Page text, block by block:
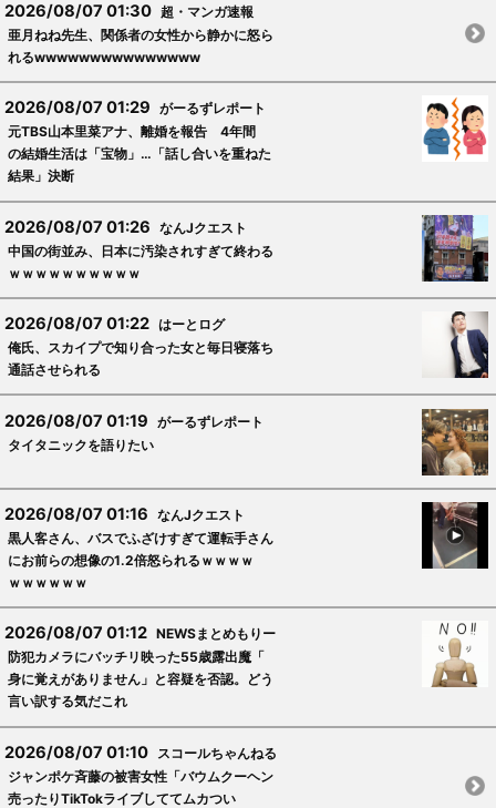
2026/08/07 01:30超・マンガ速報
亜月ねね先生、関係者の女性から静かに怒ら
れるwwwwwwwwwwwwwww
2026/08/07 01:29がーるずレポート
元TBS山本里菜アナ、離婚を報告 4年間
の結婚生活は「宝物」…「話し合いを重ねた
結果」決断
2026/08/07 01:26なんJクエスト
中国の街並み、日本に汚染されすぎて終わる
ｗｗｗｗｗｗｗｗｗｗ
2026/08/07 01:22はーとログ
俺氏、スカイプで知り合った女と毎日寝落ち
通話させられる
2026/08/07 01:19がーるずレポート
タイタニックを語りたい
2026/08/07 01:16なんJクエスト
黒人客さん、バスでふざけすぎて運転手さん
にお前らの想像の1.2倍怒られるｗｗｗｗ
ｗｗｗｗｗｗ
2026/08/07 01:12NEWSまとめもりー
防犯カメラにバッチリ映った55歳露出魔「
身に覚えがありません」と容疑を否認。どう
言い訳する気だこれ
2026/08/07 01:10スコールちゃんねる
ジャンポケ斉藤の被害女性「バウムクーヘン
売ったりTikTokライブしててムカつい